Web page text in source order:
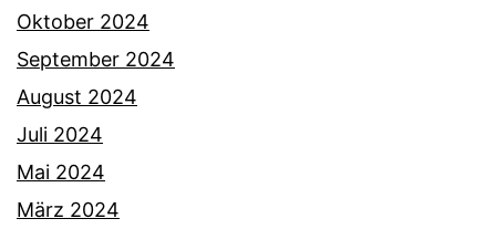
Oktober 2024
September 2024
August 2024
Juli 2024
Mai 2024
März 2024